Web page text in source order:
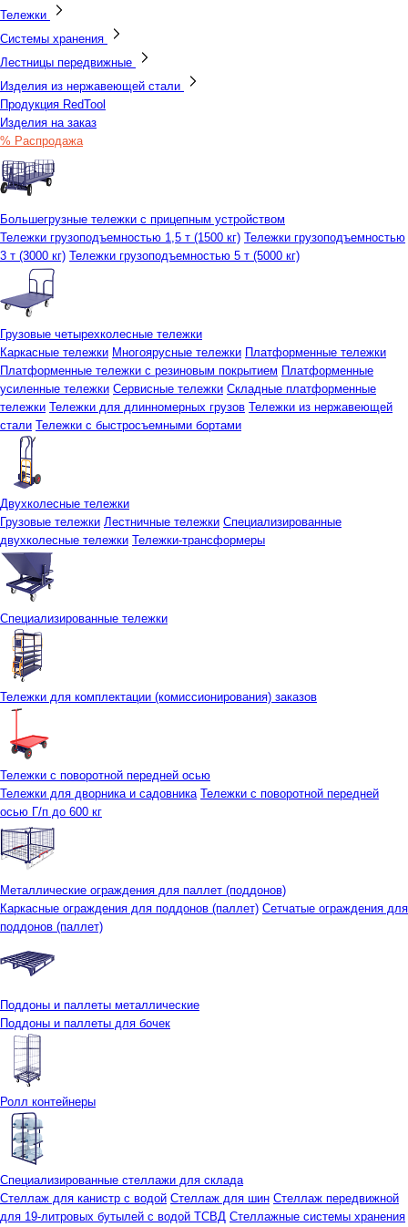
Тележки
Системы хранения
Лестницы передвижные
Изделия из нержавеющей стали
Продукция RedTool
Изделия на заказ
% Распродажа
Большегрузные тележки с прицепным устройством
Тележки грузоподъемностью 1,5 т (1500 кг) Тележки грузоподъемностью
3 т (3000 кг) Тележки грузоподъемностью 5 т (5000 кг)
Грузовые четырехколесные тележки
Каркасные тележки Многоярусные тележки Платформенные тележки
Платформенные тележки с резиновым покрытием Платформенные
усиленные тележки Сервисные тележки Складные платформенные
тележки Тележки для длинномерных грузов Тележки из нержавеющей
стали Тележки с быстросъемными бортами
Двухколесные тележки
Грузовые тележки Лестничные тележки Специализированные
двухколесные тележки Тележки-трансформеры
Специализированные тележки
Тележки для комплектации (комиссионирования) заказов
Тележки с поворотной передней осью
Тележки для дворника и садовника Тележки с поворотной передней
осью Г/п до 600 кг
Металлические ограждения для паллет (поддонов)
Каркасные ограждения для поддонов (паллет) Сетчатые ограждения для
поддонов (паллет)
Поддоны и паллеты металлические
Поддоны и паллеты для бочек
Ролл контейнеры
Специализированные стеллажи для склада
Стеллаж для канистр с водой Стеллаж для шин Стеллаж передвижной
для 19-литровых бутылей с водой ТСВД Стеллажные системы хранения